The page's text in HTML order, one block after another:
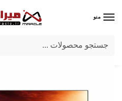
منو
میراکل/کامپیوتر/قطعات اصلی